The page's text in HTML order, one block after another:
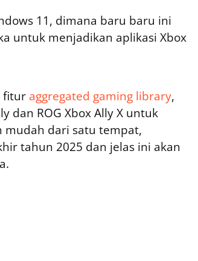
11, dimana baru baru ini
untuk menjadikan aplikasi Xbox
fitur aggregated gaming library,
dan ROG Xbox Ally X untuk
mudah dari satu tempat,
tahun 2025 dan jelas ini akan